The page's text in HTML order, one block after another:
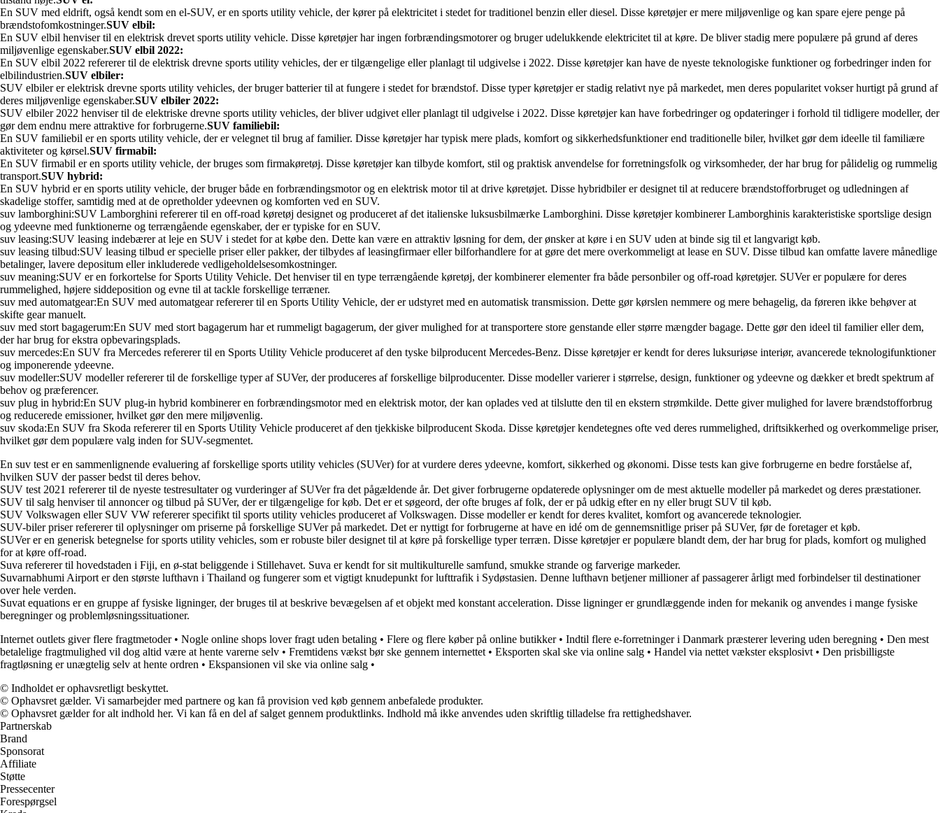
En SUV med eldrift, også kendt som en el-SUV, er en sports utility vehicle, der kører på elektricitet i stedet for traditionel benzin eller diesel. Disse køretøjer er mere miljøvenlige og kan spare ejere penge på
brændstofomkostninger.SUV elbil:
En SUV elbil henviser til en elektrisk drevet sports utility vehicle. Disse køretøjer har ingen forbrændingsmotorer og bruger udelukkende elektricitet til at køre. De bliver stadig mere populære på grund af deres
miljøvenlige egenskaber.SUV elbil 2022:
En SUV elbil 2022 refererer til de elektrisk drevne sports utility vehicles, der er tilgængelige eller planlagt til udgivelse i 2022. Disse køretøjer kan have de nyeste teknologiske funktioner og forbedringer inden for
elbilindustrien.SUV elbiler:
SUV elbiler er elektrisk drevne sports utility vehicles, der bruger batterier til at fungere i stedet for brændstof. Disse typer køretøjer er stadig relativt nye på markedet, men deres popularitet vokser hurtigt på grund af
deres miljøvenlige egenskaber.SUV elbiler 2022:
SUV elbiler 2022 henviser til de elektriske drevne sports utility vehicles, der bliver udgivet eller planlagt til udgivelse i 2022. Disse køretøjer kan have forbedringer og opdateringer i forhold til tidligere modeller, der
gør dem endnu mere attraktive for forbrugerne.SUV familiebil:
En SUV familiebil er en sports utility vehicle, der er velegnet til brug af familier. Disse køretøjer har typisk mere plads, komfort og sikkerhedsfunktioner end traditionelle biler, hvilket gør dem ideelle til familiære
aktiviteter og kørsel.SUV firmabil:
En SUV firmabil er en sports utility vehicle, der bruges som firmakøretøj. Disse køretøjer kan tilbyde komfort, stil og praktisk anvendelse for forretningsfolk og virksomheder, der har brug for pålidelig og rummelig
transport.SUV hybrid:
En SUV hybrid er en sports utility vehicle, der bruger både en forbrændingsmotor og en elektrisk motor til at drive køretøjet. Disse hybridbiler er designet til at reducere brændstofforbruget og udledningen af
skadelige stoffer, samtidig med at de opretholder ydeevnen og komforten ved en SUV.
suv lamborghini:SUV Lamborghini refererer til en off-road køretøj designet og produceret af det italienske luksusbilmærke Lamborghini. Disse køretøjer kombinerer Lamborghinis karakteristiske sportslige design
og ydeevne med funktionerne og terrængående egenskaber, der er typiske for en SUV.
suv leasing:SUV leasing indebærer at leje en SUV i stedet for at købe den. Dette kan være en attraktiv løsning for dem, der ønsker at køre i en SUV uden at binde sig til et langvarigt køb.
suv leasing tilbud:SUV leasing tilbud er specielle priser eller pakker, der tilbydes af leasingfirmaer eller bilforhandlere for at gøre det mere overkommeligt at lease en SUV. Disse tilbud kan omfatte lavere månedlige
betalinger, lavere depositum eller inkluderede vedligeholdelsesomkostninger.
suv meaning:SUV er en forkortelse for Sports Utility Vehicle. Det henviser til en type terrængående køretøj, der kombinerer elementer fra både personbiler og off-road køretøjer. SUVer er populære for deres
rummelighed, højere siddeposition og evne til at tackle forskellige terræner.
suv med automatgear:En SUV med automatgear refererer til en Sports Utility Vehicle, der er udstyret med en automatisk transmission. Dette gør kørslen nemmere og mere behagelig, da føreren ikke behøver at
skifte gear manuelt.
suv med stort bagagerum:En SUV med stort bagagerum har et rummeligt bagagerum, der giver mulighed for at transportere store genstande eller større mængder bagage. Dette gør den ideel til familier eller dem,
der har brug for ekstra opbevaringsplads.
suv mercedes:En SUV fra Mercedes refererer til en Sports Utility Vehicle produceret af den tyske bilproducent Mercedes-Benz. Disse køretøjer er kendt for deres luksuriøse interiør, avancerede teknologifunktioner
og imponerende ydeevne.
suv modeller:SUV modeller refererer til de forskellige typer af SUVer, der produceres af forskellige bilproducenter. Disse modeller varierer i størrelse, design, funktioner og ydeevne og dækker et bredt spektrum af
behov og præferencer.
suv plug in hybrid:En SUV plug-in hybrid kombinerer en forbrændingsmotor med en elektrisk motor, der kan oplades ved at tilslutte den til en ekstern strømkilde. Dette giver mulighed for lavere brændstofforbrug
og reducerede emissioner, hvilket gør den mere miljøvenlig.
suv skoda:En SUV fra Skoda refererer til en Sports Utility Vehicle produceret af den tjekkiske bilproducent Skoda. Disse køretøjer kendetegnes ofte ved deres rummelighed, driftsikkerhed og overkommelige priser,
hvilket gør dem populære valg inden for SUV-segmentet.
En suv test er en sammenlignende evaluering af forskellige sports utility vehicles (SUVer) for at vurdere deres ydeevne, komfort, sikkerhed og økonomi. Disse tests kan give forbrugerne en bedre forståelse af,
hvilken SUV der passer bedst til deres behov.
SUV test 2021 refererer til de nyeste testresultater og vurderinger af SUVer fra det pågældende år. Det giver forbrugerne opdaterede oplysninger om de mest aktuelle modeller på markedet og deres præstationer.
SUV til salg henviser til annoncer og tilbud på SUVer, der er tilgængelige for køb. Det er et søgeord, der ofte bruges af folk, der er på udkig efter en ny eller brugt SUV til køb.
SUV Volkswagen eller SUV VW refererer specifikt til sports utility vehicles produceret af Volkswagen. Disse modeller er kendt for deres kvalitet, komfort og avancerede teknologier.
SUV-biler priser refererer til oplysninger om priserne på forskellige SUVer på markedet. Det er nyttigt for forbrugerne at have en idé om de gennemsnitlige priser på SUVer, før de foretager et køb.
SUVer er en generisk betegnelse for sports utility vehicles, som er robuste biler designet til at køre på forskellige typer terræn. Disse køretøjer er populære blandt dem, der har brug for plads, komfort og mulighed
for at køre off-road.
Suva refererer til hovedstaden i Fiji, en ø-stat beliggende i Stillehavet. Suva er kendt for sit multikulturelle samfund, smukke strande og farverige markeder.
Suvarnabhumi Airport er den største lufthavn i Thailand og fungerer som et vigtigt knudepunkt for lufttrafik i Sydøstasien. Denne lufthavn betjener millioner af passagerer årligt med forbindelser til destinationer
over hele verden.
Suvat equations er en gruppe af fysiske ligninger, der bruges til at beskrive bevægelsen af et objekt med konstant acceleration. Disse ligninger er grundlæggende inden for mekanik og anvendes i mange fysiske
beregninger og problemløsningssituationer.
Internet outlets giver flere fragtmetoder• Nogle online shops lover fragt uden betaling • Flere og flere køber på online butikker• Indtil flere e-forretninger i Danmark præsterer levering uden beregning • Den mest
betalelige fragtmulighed vil dog altid være at hente varerne selv • Fremtidens vækst bør ske gennem internettet • Eksporten skal ske via online salg • Handel via nettet vækster eksplosivt • Den prisbilligste
fragtløsning er unægtelig selv at hente ordren • Ekspansionen vil ske via online salg •
© Indholdet er ophavsretligt beskyttet.
© Ophavsret gælder. Vi samarbejder med partnere og kan få provision ved køb gennem anbefalede produkter.
© Ophavsret gælder for alt indhold her. Vi kan få en del af salget gennem produktlinks. Indhold må ikke anvendes uden skriftlig tilladelse fra rettighedshaver.
Partnerskab
Brand
Sponsorat
Affiliate
Støtte
Pressecenter
Forespørgsel